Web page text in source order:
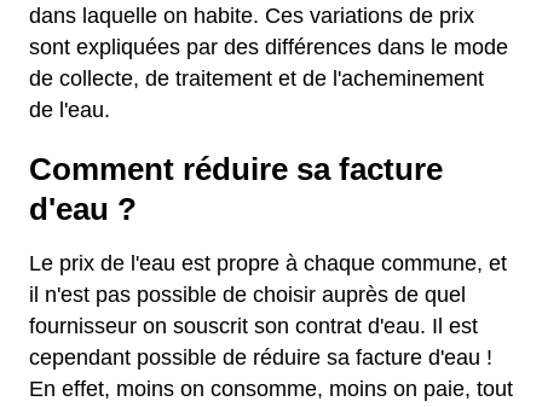
dans laquelle on habite. Ces variations de prix
sont expliquées par des différences dans le mode
de collecte, de traitement et de l'acheminement
de l'eau.
Comment réduire sa facture
d'eau ?
Le prix de l'eau est propre à chaque commune, et
il n'est pas possible de choisir auprès de quel
fournisseur on souscrit son contrat d'eau. Il est
cependant possible de réduire sa facture d'eau !
En effet, moins on consomme, moins on paie, tout